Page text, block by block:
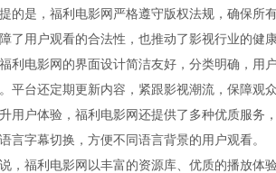
的是，福利电影网严格遵守版权法规，确保所
了用户观看的合法性，也推动了影视行业的健
利电影网的界面设计简洁友好，分类明确，用
平台还定期更新内容，紧跟影视潮流，保障观
用户体验，福利电影网还提供了多种优质服务
言字幕切换，方便不同语言背景的用户观看。
，福利电影网以丰富的资源库、优质的播放体